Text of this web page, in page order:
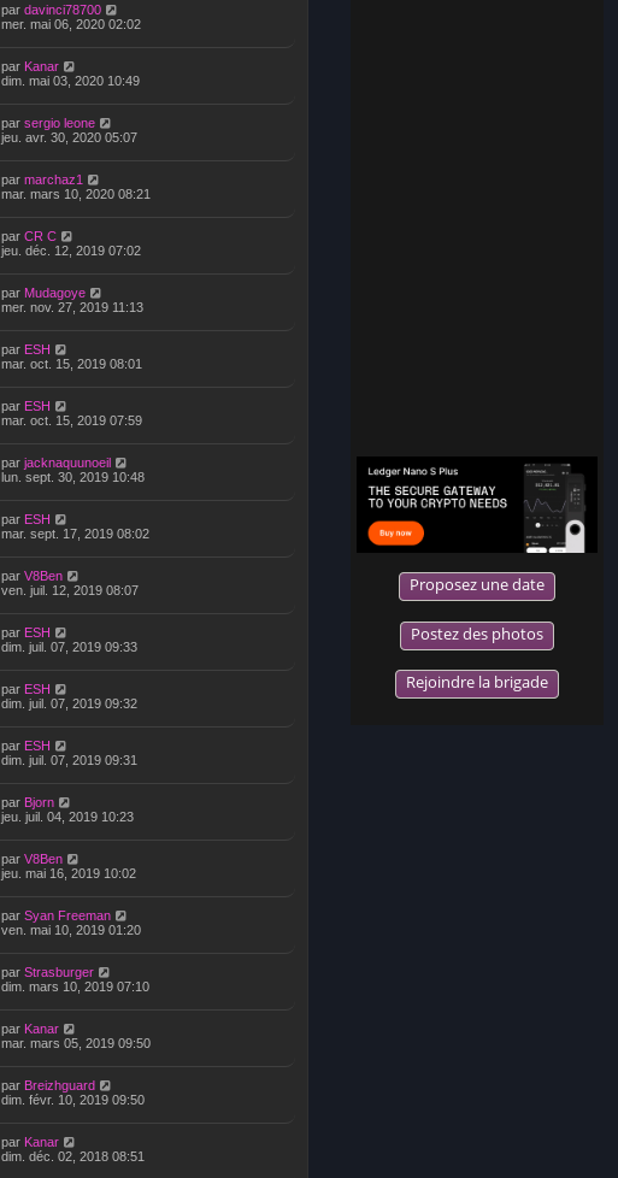
Proposez une date
Postez des photos
Rejoindre la brigade
par davinci78700
mer. mai 06, 2020 02:02
par Kanar
dim. mai 03, 2020 10:49
par sergio leone
jeu. avr. 30, 2020 05:07
par marchaz1
mar. mars 10, 2020 08:21
par CR C
jeu. déc. 12, 2019 07:02
par Mudagoye
mer. nov. 27, 2019 11:13
par ESH
mar. oct. 15, 2019 08:01
par ESH
mar. oct. 15, 2019 07:59
par jacknaquunoeil
lun. sept. 30, 2019 10:48
par ESH
mar. sept. 17, 2019 08:02
par V8Ben
ven. juil. 12, 2019 08:07
par ESH
dim. juil. 07, 2019 09:33
par ESH
dim. juil. 07, 2019 09:32
par ESH
dim. juil. 07, 2019 09:31
par Bjorn
jeu. juil. 04, 2019 10:23
par V8Ben
jeu. mai 16, 2019 10:02
par Syan Freeman
ven. mai 10, 2019 01:20
par Strasburger
dim. mars 10, 2019 07:10
par Kanar
mar. mars 05, 2019 09:50
par Breizhguard
dim. févr. 10, 2019 09:50
par Kanar
dim. déc. 02, 2018 08:51